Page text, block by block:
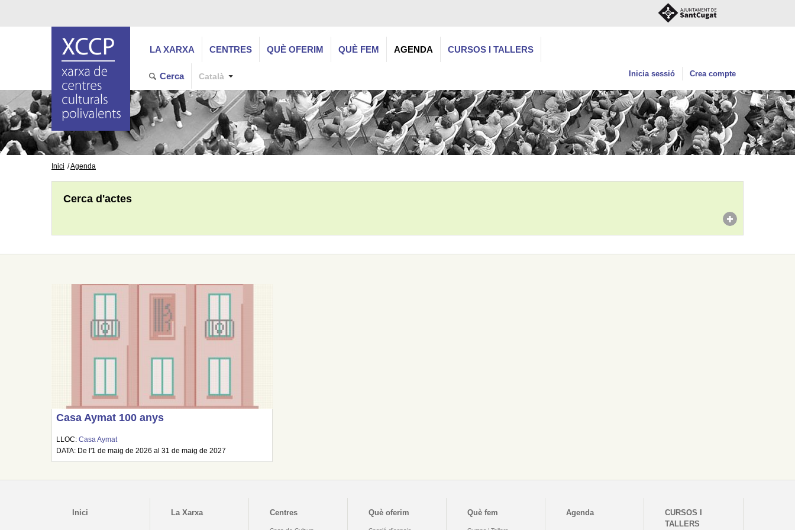
LA XARXA CENTRES QUÈ OFERIM QUÈ FEM AGENDA CURSOS I TALLERS
Cerca Català Inicia sessió Crea compte
Inici Agenda
Cerca d'actes
Casa Aymat 100 anys
LLOC:Casa Aymat
DATA: De l'1 de maig de 2026 al 31 de maig de 2027
Inici La Xarxa Centres Què oferim Què fem Agenda
CURSOS I
TALLERS